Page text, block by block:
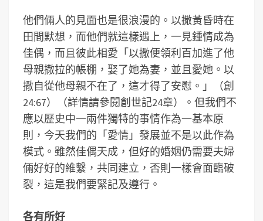
他們倆人的見面也是很浪漫的。以撒黃昏時在
田間默想，而他們就這樣遇上，一見鍾情成為
佳偶，而且彼此相愛「以撒便領利百加進了他
母親撒拉的帳棚，娶了她為妻，並且愛她。以
撒自從他母親不在了，這才得了安慰。」（創
24:67）（詳情請參閱創世記24章）。但我們不
應以歷史中一兩件獨特的事情作為一基本原
則，今天我們的「愛情」發展並不是以此作為
模式。雖然佳偶天成，但好的婚姻仍需要夫婦
倆好好的維繫，共同建立，否則一樣會面臨破
裂，這是我們要緊記及遵行。
各有所好